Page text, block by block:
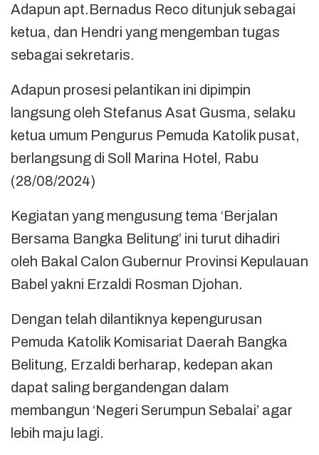
Adapun apt.Bernadus Reco ditunjuk sebagai
ketua, dan Hendri yang mengemban tugas
sebagai sekretaris.
Adapun prosesi pelantikan ini dipimpin
langsung oleh Stefanus Asat Gusma, selaku
ketua umum Pengurus Pemuda Katolik pusat,
berlangsung di Soll Marina Hotel, Rabu
(28/08/2024)
Kegiatan yang mengusung tema ‘Berjalan
Bersama Bangka Belitung’ ini turut dihadiri
oleh Bakal Calon Gubernur Provinsi Kepulauan
Babel yakni Erzaldi Rosman Djohan.
Dengan telah dilantiknya kepengurusan
Pemuda Katolik Komisariat Daerah Bangka
Belitung, Erzaldi berharap, kedepan akan
dapat saling bergandengan dalam
membangun ‘Negeri Serumpun Sebalai’ agar
lebih maju lagi.